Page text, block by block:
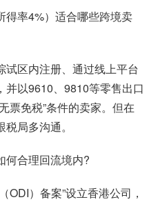
得率4%）适合哪些跨境卖
区内注册、通过线上平台
并以9610、9810等零售出口
票免税”条件的卖家。但在
局多沟通。
何合理回流境内?
ODI）备案”设立香港公司，